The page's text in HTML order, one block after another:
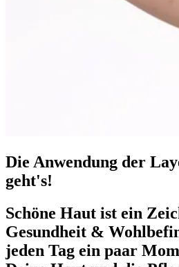
Die Anwendung der
geht's!
Schöne Haut ist ein
Gesundheit &
jeden Tag ein paar